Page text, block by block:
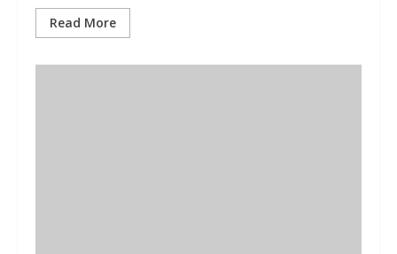
Read More